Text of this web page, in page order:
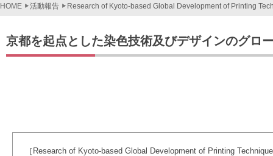
HOME 活動報告 Research of Kyoto-based Global Development of Printing
京都を起点とした染色技術及びデザインのグロ
［Research of Kyoto-based Global Development of Printing